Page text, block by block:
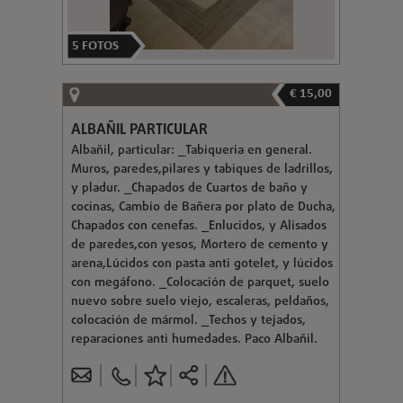
5 FOTOS
€ 15,00
ALBAÑIL PARTICULAR
Albañil, particular: _Tabiqueria en general.
Muros, paredes,pilares y tabiques de ladrillos,
y pladur. _Chapados de Cuartos de baño y
cocinas, Cambio de Bañera por plato de Ducha,
Chapados con cenefas. _Enlucidos, y Alisados
de paredes,con yesos, Mortero de cemento y
arena,Lúcidos con pasta anti gotelet, y lúcidos
con megáfono. _Colocación de parquet, suelo
nuevo sobre suelo viejo, escaleras, peldaños,
colocación de mármol. _Techos y tejados,
reparaciones anti humedades. Paco Albañil.